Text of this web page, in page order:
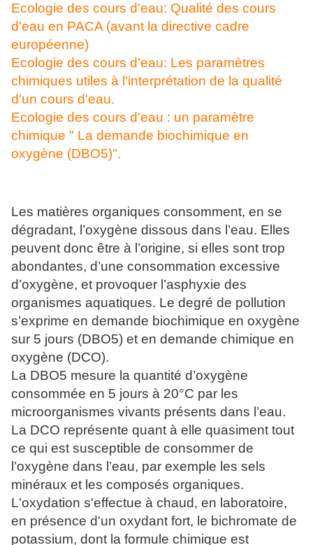
Ecologie des cours d'eau: Qualité des cours
d'eau en PACA (avant la directive cadre
européenne)
Ecologie des cours d'eau: Les paramètres
chimiques utiles à l'interprétation de la qualité
d'un cours d'eau.
Ecologie des cours d'eau : un paramètre
chimique " La demande biochimique en
oxygène (DBO5)".
Les matières organiques consomment, en se
dégradant, l’oxygène dissous dans l’eau. Elles
peuvent donc être à l’origine, si elles sont trop
abondantes, d’une consommation excessive
d’oxygène, et provoquer l’asphyxie des
organismes aquatiques. Le degré de pollution
s’exprime en demande biochimique en oxygène
sur 5 jours (DBO5) et en demande chimique en
oxygène (DCO).
La DBO5 mesure la quantité d’oxygène
consommée en 5 jours à 20°C par les
microorganismes vivants présents dans l’eau.
La DCO représente quant à elle quasiment tout
ce qui est susceptible de consommer de
l’oxygène dans l’eau, par exemple les sels
minéraux et les composés organiques.
L'oxydation s'effectue à chaud, en laboratoire,
en présence d'un oxydant fort, le bichromate de
potassium, dont la formule chimique est